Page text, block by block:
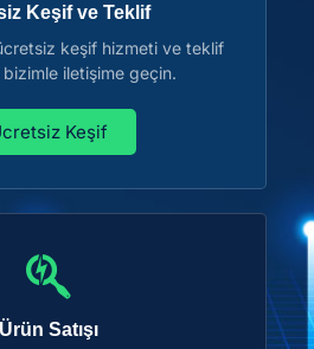
Keşif ve Teklif
keşif hizmeti ve teklif
iletişime geçin.
Keşif
Ürün Satışı